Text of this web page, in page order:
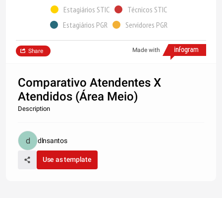
Estagiários STIC
Técnicos STIC
Estagiários PGR
Servidores PGR
Made with
Share
Comparativo Atendentes X
Atendidos (Área Meio)
Description
dlnsantos
Use as template